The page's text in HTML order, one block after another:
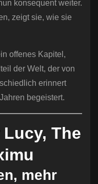
konsequent weiter.
zeigt sie, wie sie
offenes Kapitel,
der Welt, der von
erinnert
begeistert.
Lucy, The
mehr